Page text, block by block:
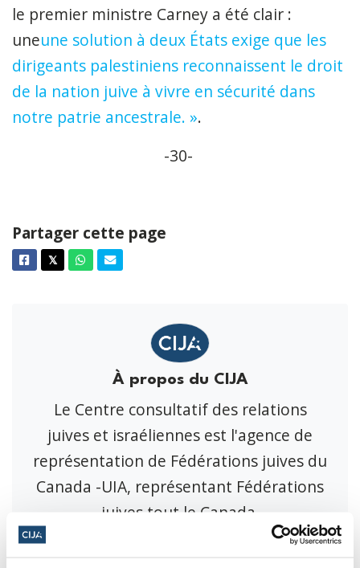
le premier ministre Carney a été clair :
uneune solution à deux États exige que les
dirigeants palestiniens reconnaissent le droit
de la nation juive à vivre en sécurité dans
notre patrie ancestrale. ».
-30-
Partager cette page
Facebook
𝕏TwitterWhatsappCourriel
À propos du CIJA
Le Centre consultatif des relations
juives et israéliennes est l'agence de
représentation de Fédérations juives du
Canada -UIA, représentant Fédérations
juives tout le Canada.